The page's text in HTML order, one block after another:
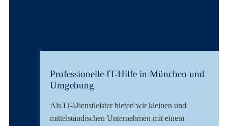
Professionelle IT-Hilfe in München und
Umgebung
Als IT-Dienstleister bieten wir kleinen und
mittelständischen Unternehmen mit einem